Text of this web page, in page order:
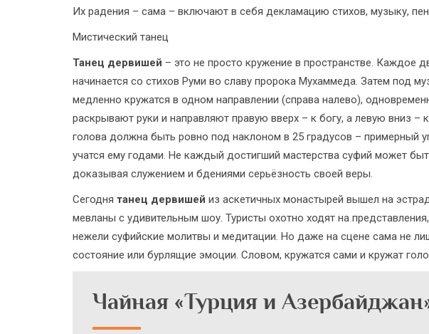
Их радения – сама – включают в себя декламацию стихов, музыку,
Мистический танец
Танец дервишей – это не просто кружение в пространстве. Каждое
начинается со стихов Руми во славу пророка Мухаммеда. Затем под
медленно кружатся в одном направлении (справа налево),
раскрывают руки и направляют правую вверх – к богу, а левую вниз
голова должна быть ровно под наклоном в 25 градусов – примерный
учатся ему годами. Не каждый достигший мастерства суфий может
доказывая служением и бдениями серьёзность своей веры.
Сегодня танец дервишей из аскетичных монастырей вышел на
мевланы с удивительным шоу. Туристы охотно ходят на
нежели суфийские молитвы и медитации. Но даже на сцене сама не
состояние или бурлящие эмоции. Словом, кружатся сами и кружат
Чайная «Турция и